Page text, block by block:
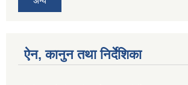
ऐन, कानुन तथा निर्देशिका